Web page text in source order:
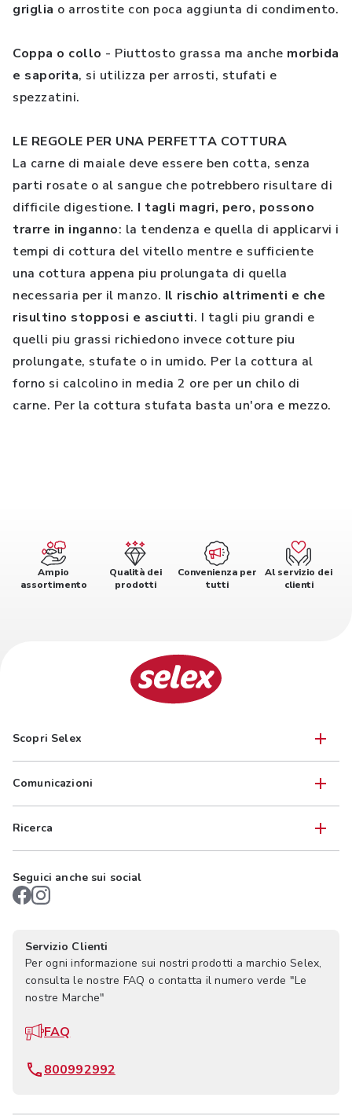
griglia o arrostite con poca aggiunta di condimento.
Coppa o collo - Piuttosto grassa ma anche morbida
e saporita, si utilizza per arrosti, stufati e
spezzatini.
LE REGOLE PER UNA PERFETTA COTTURA
La carne di maiale deve essere ben cotta, senza
parti rosate o al sangue che potrebbero risultare di
difficile digestione. I tagli magri, pero, possono
trarre in inganno: la tendenza e quella di applicarvi i
tempi di cottura del vitello mentre e sufficiente
una cottura appena piu prolungata di quella
necessaria per il manzo. Il rischio altrimenti e che
risultino stopposi e asciutti. I tagli piu grandi e
quelli piu grassi richiedono invece cotture piu
prolungate, stufate o in umido. Per la cottura al
forno si calcolino in media 2 ore per un chilo di
carne. Per la cottura stufata basta un'ora e mezzo.
Ampio
assortimento
Qualità dei
prodotti
Convenienza per
tutti
Al servizio dei
clienti
Scopri Selex
Comunicazioni
Ricerca
Seguici anche sui social
Servizio Clienti
Per ogni informazione sui nostri prodotti a marchio Selex,
consulta le nostre FAQ o contatta il numero verde "Le
nostre Marche"
FAQ
800992992